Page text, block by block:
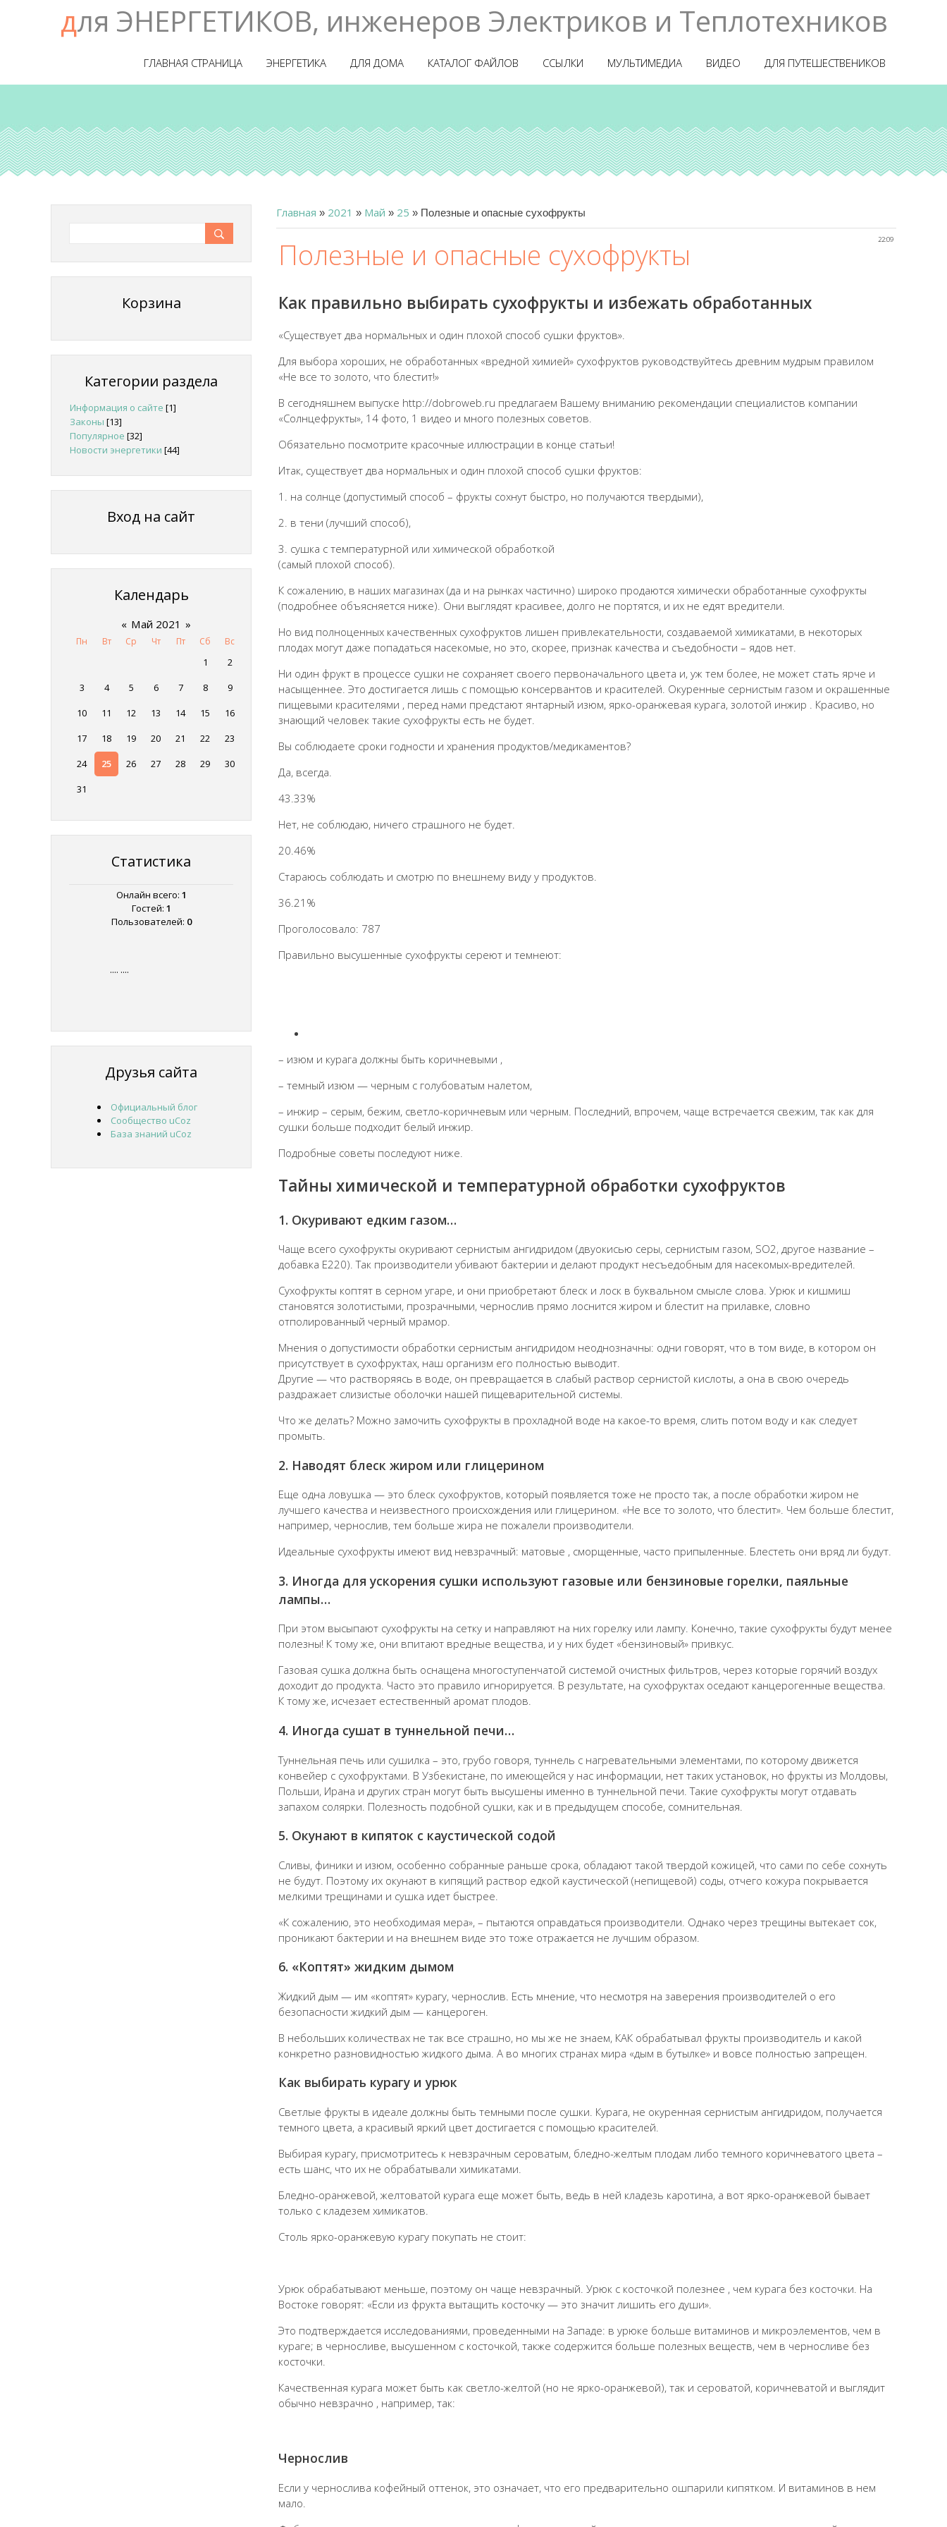
для ЭНЕРГЕТИКОВ, инженеров Электриков и Теплотехников
ГЛАВНАЯ СТРАНИЦА ЭНЕРГЕТИКА ДЛЯ ДОМА КАТАЛОГ ФАЙЛОВ ССЫЛКИ МУЛЬТИМЕДИА ВИДЕО ДЛЯ ПУТЕШЕСТВЕНИКОВ
Главная » 2021 » Май » 25 » Полезные и опасные сухофрукты
22:09
Полезные и опасные сухофрукты
Как правильно выбирать сухофрукты и избежать обработанных
«Существует два нормальных и один плохой способ сушки фруктов».
Для выбора хороших, не обработанных «вредной химией» сухофруктов руководствуйтесь древним мудрым правилом
«Не все то золото, что блестит!»
В сегодняшнем выпуске http://dobroweb.ru предлагаем Вашему вниманию рекомендации специалистов компании
«Солнцефрукты», 14 фото, 1 видео и много полезных советов.
Обязательно посмотрите красочные иллюстрации в конце статьи!
Итак, существует два нормальных и один плохой способ сушки фруктов:
1. на солнце (допустимый способ – фрукты сохнут быстро, но получаются твердыми),
2. в тени (лучший способ),
3. сушка с температурной или химической обработкой
(самый плохой способ).
К сожалению, в наших магазинах (да и на рынках частично) широко продаются химически обработанные сухофрукты
(подробнее объясняется ниже). Они выглядят красивее, долго не портятся, и их не едят вредители.
Но вид полноценных качественных сухофруктов лишен привлекательности, создаваемой химикатами, в некоторых
плодах могут даже попадаться насекомые, но это, скорее, признак качества и съедобности – ядов нет.
Ни один фрукт в процессе сушки не сохраняет своего первоначального цвета и, уж тем более, не может стать ярче и
насыщеннее. Это достигается лишь с помощью консервантов и красителей. Окуренные сернистым газом и окрашенные
пищевыми красителями , перед нами предстают янтарный изюм, ярко-оранжевая курага, золотой инжир . Красиво, но
знающий человек такие сухофрукты есть не будет.
Вы соблюдаете сроки годности и хранения продуктов/медикаментов?
Да, всегда.
43.33%
Нет, не соблюдаю, ничего страшного не будет.
20.46%
Стараюсь соблюдать и смотрю по внешнему виду у продуктов.
36.21%
Проголосовало: 787
Правильно высушенные сухофрукты сереют и темнеют:
– изюм и курага должны быть коричневыми ,
– темный изюм — черным с голубоватым налетом,
– инжир – серым, бежим, светло-коричневым или черным. Последний, впрочем, чаще встречается свежим, так как для
сушки больше подходит белый инжир.
Подробные советы последуют ниже.
Тайны химической и температурной обработки сухофруктов
1. Окуривают едким газом…
Чаще всего сухофрукты окуривают сернистым ангидридом (двуокисью серы, сернистым газом, SO2, другое название –
добавка Е220). Так производители убивают бактерии и делают продукт несъедобным для насекомых-вредителей.
Сухофрукты коптят в серном угаре, и они приобретают блеск и лоск в буквальном смысле слова. Урюк и кишмиш
становятся золотистыми, прозрачными, чернослив прямо лоснится жиром и блестит на прилавке, словно
отполированный черный мрамор.
Мнения о допустимости обработки сернистым ангидридом неоднозначны: одни говорят, что в том виде, в котором он
присутствует в сухофруктах, наш организм его полностью выводит.
Другие — что растворяясь в воде, он превращается в слабый раствор сернистой кислоты, а она в свою очередь
раздражает слизистые оболочки нашей пищеварительной системы.
Что же делать? Можно замочить сухофрукты в прохладной воде на какое-то время, слить потом воду и как следует
промыть.
2. Наводят блеск жиром или глицерином
Еще одна ловушка — это блеск сухофруктов, который появляется тоже не просто так, а после обработки жиром не
лучшего качества и неизвестного происхождения или глицерином. «Не все то золото, что блестит». Чем больше блестит,
например, чернослив, тем больше жира не пожалели производители.
Идеальные сухофрукты имеют вид невзрачный: матовые , сморщенные, часто припыленные. Блестеть они вряд ли будут.
3. Иногда для ускорения сушки используют газовые или бензиновые горелки, паяльные
лампы…
При этом высыпают сухофрукты на сетку и направляют на них горелку или лампу. Конечно, такие сухофрукты будут менее
полезны! К тому же, они впитают вредные вещества, и у них будет «бензиновый» привкус.
Газовая сушка должна быть оснащена многоступенчатой системой очистных фильтров, через которые горячий воздух
доходит до продукта. Часто это правило игнорируется. В результате, на сухофруктах оседают канцерогенные вещества.
К тому же, исчезает естественный аромат плодов.
4. Иногда сушат в туннельной печи…
Туннельная печь или сушилка – это, грубо говоря, туннель с нагревательными элементами, по которому движется
конвейер с сухофруктами. В Узбекистане, по имеющейся у нас информации, нет таких установок, но фрукты из Молдовы,
Польши, Ирана и других стран могут быть высушены именно в туннельной печи. Такие сухофрукты могут отдавать
запахом солярки. Полезность подобной сушки, как и в предыдущем способе, сомнительная.
5. Окунают в кипяток с каустической содой
Сливы, финики и изюм, особенно собранные раньше срока, обладают такой твердой кожицей, что сами по себе сохнуть
не будут. Поэтому их окунают в кипящий раствор едкой каустической (непищевой) соды, отчего кожура покрывается
мелкими трещинами и сушка идет быстрее.
«К сожалению, это необходимая мера», – пытаются оправдаться производители. Однако через трещины вытекает сок,
проникают бактерии и на внешнем виде это тоже отражается не лучшим образом.
6. «Коптят» жидким дымом
Жидкий дым — им «коптят» курагу, чернослив. Есть мнение, что несмотря на заверения производителей о его
безопасности жидкий дым — канцероген.
В небольших количествах не так все страшно, но мы же не знаем, КАК обрабатывал фрукты производитель и какой
конкретно разновидностью жидкого дыма. А во многих странах мира «дым в бутылке» и вовсе полностью запрещен.
Как выбирать курагу и урюк
Светлые фрукты в идеале должны быть темными после сушки. Курага, не окуренная сернистым ангидридом, получается
темного цвета, а красивый яркий цвет достигается с помощью красителей.
Выбирая курагу, присмотритесь к невзрачным сероватым, бледно-желтым плодам либо темного коричневатого цвета –
есть шанс, что их не обрабатывали химикатами.
Бледно-оранжевой, желтоватой курага еще может быть, ведь в ней кладезь каротина, а вот ярко-оранжевой бывает
только с кладезем химикатов.
Столь ярко-оранжевую курагу покупать не стоит:
Урюк обрабатывают меньше, поэтому он чаще невзрачный. Урюк с косточкой полезнее , чем курага без косточки. На
Востоке говорят: «Если из фрукта вытащить косточку — это значит лишить его души».
Это подтверждается исследованиями, проведенными на Западе: в урюке больше витаминов и микроэлементов, чем в
кураге; в черносливе, высушенном с косточкой, также содержится больше полезных веществ, чем в черносливе без
косточки.
Качественная курага может быть как светло-желтой (но не ярко-оранжевой), так и сероватой, коричневатой и выглядит
обычно невзрачно , например, так:
Чернослив
Если у чернослива кофейный оттенок, это означает, что его предварительно ошпарили кипятком. И витаминов в нем
мало.
Корзина
Категории раздела
Информация о сайте [1]
Законы [13]
Популярное [32]
Новости энергетики [44]
Вход на сайт
Календарь
« Май 2021 »
Пн Вт Ср Чт Пт Сб Вс
1
2
3
4 5 6 7 8
9
10
11 12 13 14 15
16
17
18 19 20 21 22
23
24
25 26 27 28 29
30
31
Статистика
Онлайн всего: 1
Гостей: 1
Пользователей: 0
.... ....
Друзья сайта
Официальный блог
Сообщество uCoz
База знаний uCoz